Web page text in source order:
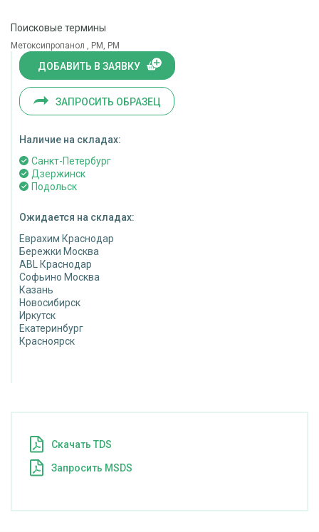
Поисковые термины
Метоксипропанол , PM, РМ
ДОБАВИТЬ В ЗАЯВКУ
ЗАПРОСИТЬ ОБРАЗЕЦ
Наличие на складах:
Санкт-Петербург
Дзержинск
Подольск
Ожидается на складах:
Еврахим Краснодар
Бережки Москва
ABL Краснодар
Софьино Москва
Казань
Новосибирск
Иркутск
Екатеринбург
Красноярск
Cкачать TDS
Запросить MSDS